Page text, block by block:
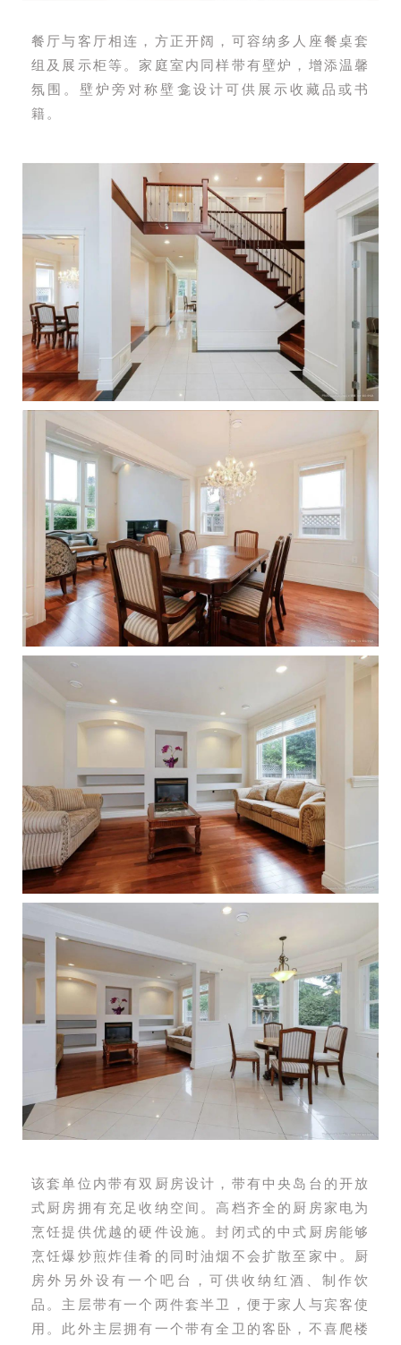
餐厅与客厅相连，方正开阔，可容纳多人座餐桌套
组及展示柜等。家庭室内同样带有壁炉，增添温馨
氛围。壁炉旁对称壁龛设计可供展示收藏品或书
籍。
该套单位内带有双厨房设计，带有中央岛台的开放
式厨房拥有充足收纳空间。高档齐全的厨房家电为
烹饪提供优越的硬件设施。封闭式的中式厨房能够
烹饪爆炒煎炸佳肴的同时油烟不会扩散至家中。厨
房外另外设有一个吧台，可供收纳红酒、制作饮
品。主层带有一个两件套半卫，便于家人与宾客使
用。此外主层拥有一个带有全卫的客卧，不喜爬楼